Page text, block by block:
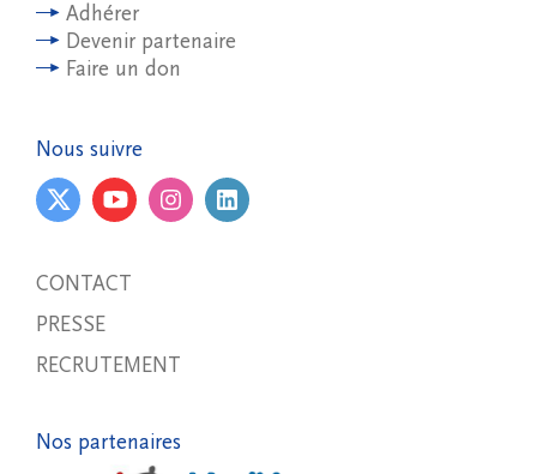
Adhérer
Devenir partenaire
Faire un don
Nous suivre
CONTACT
PRESSE
RECRUTEMENT
Nos partenaires